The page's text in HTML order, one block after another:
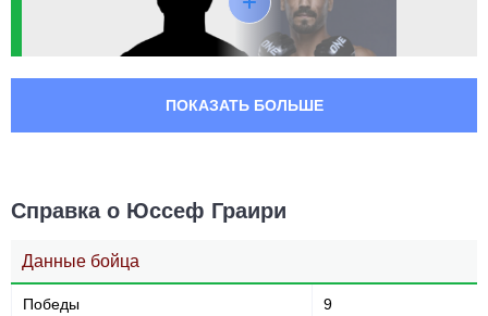
ПОКАЗАТЬ БОЛЬШЕ
Справка о Юссеф Граири
Данные бойца
Победы 9